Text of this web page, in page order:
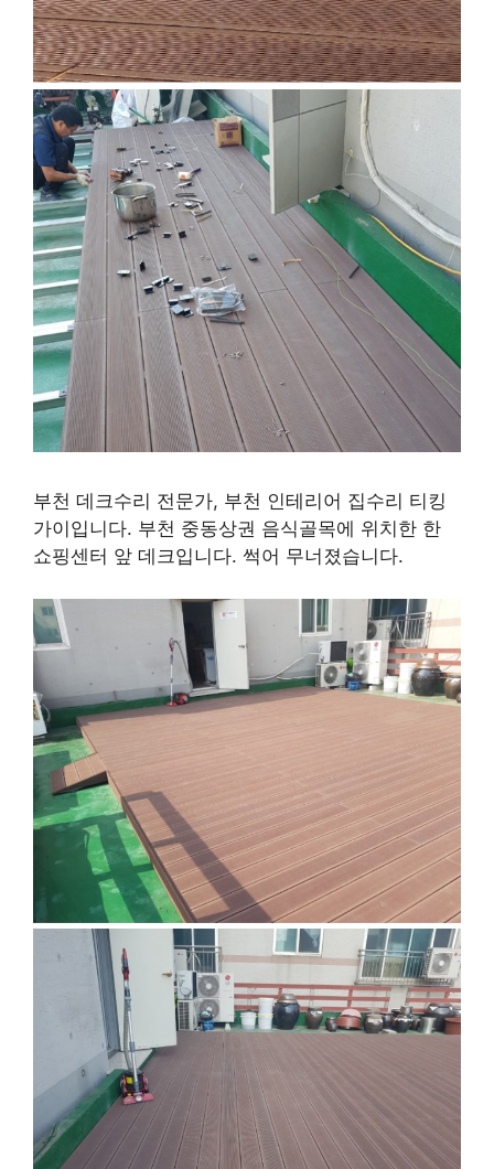
부천 데크수리 전문가, 부천 인테리어 집수리 티킹
가이입니다. 부천 중동상권 음식골목에 위치한 한
쇼핑센터 앞 데크입니다. 썩어 무너졌습니다.